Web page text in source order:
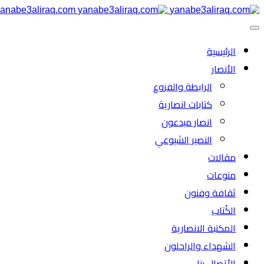
الرئیسية
الأنصار
الرابطة والفروع
كتابات انصارية
انصار مبدعون
النصیر الشیوعي
مقالات
منوعات
ثقافة وفنون
الكُتاب
المكتبة الانصارية
الشهداء والراحلون